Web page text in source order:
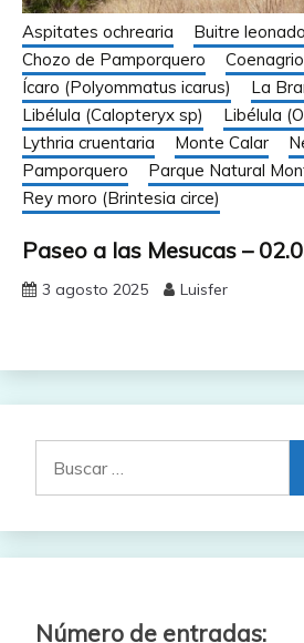
Aspitates ochrearia
Buitre
Chozo de Pamporquero
Ícaro (Polyommatus icarus)
La
Libélula (Calopteryx sp)
Libélula
Lythria cruentaria
Monte Calar
Pamporquero
Parque Natural
Rey moro (Brintesia circe)
Paseo a las Mesucas –
3 agosto 2025 Luisfer
Número de entradas: